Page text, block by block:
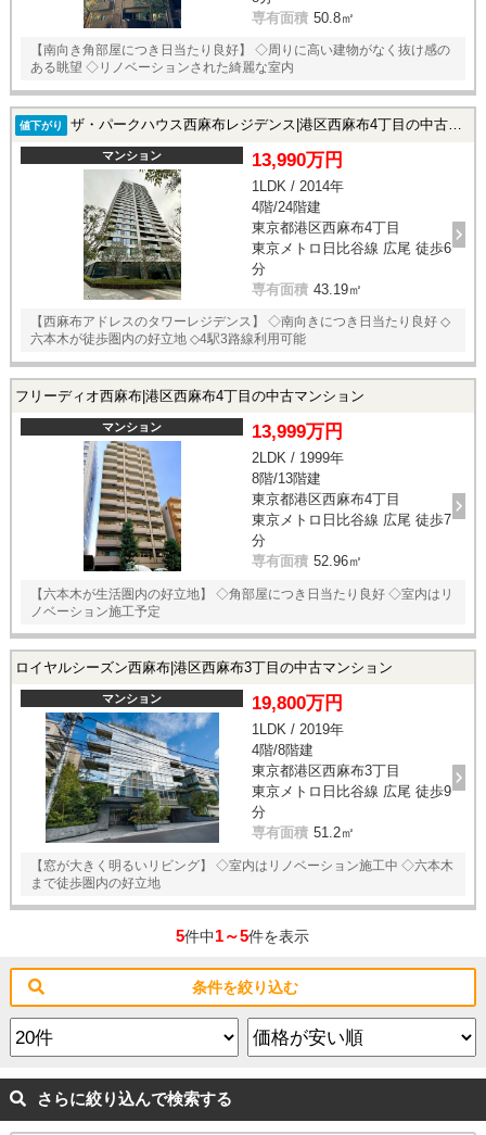
専有面積 50.8㎡
【南向き角部屋につき日当たり良好】 ◇周りに高い建物がなく抜け感の
ある眺望 ◇リノベーションされた綺麗な室内
値下がり ザ・パークハウス西麻布レジデンス|港区西麻布4丁目の中古マンション
マンション 13,990万円
1LDK / 2014年
4階/24階建
東京都港区西麻布4丁目
東京メトロ日比谷線 広尾 徒歩6
分
専有面積 43.19㎡
【西麻布アドレスのタワーレジデンス】 ◇南向きにつき日当たり良好 ◇
六本木が徒歩圏内の好立地 ◇4駅3路線利用可能
フリーディオ西麻布|港区西麻布4丁目の中古マンション
マンション 13,999万円
2LDK / 1999年
8階/13階建
東京都港区西麻布4丁目
東京メトロ日比谷線 広尾 徒歩7
分
専有面積 52.96㎡
【六本木が生活圏内の好立地】 ◇角部屋につき日当たり良好 ◇室内はリ
ノベーション施工予定
ロイヤルシーズン西麻布|港区西麻布3丁目の中古マンション
マンション 19,800万円
1LDK / 2019年
4階/8階建
東京都港区西麻布3丁目
東京メトロ日比谷線 広尾 徒歩9
分
専有面積 51.2㎡
【窓が大きく明るいリビング】 ◇室内はリノベーション施工中 ◇六本木
まで徒歩圏内の好立地
5件中1～5件を表示
条件を絞り込む
さらに絞り込んで検索する